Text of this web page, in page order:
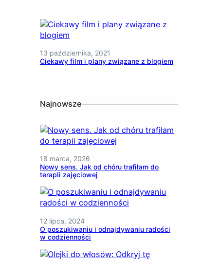
13 października, 2021
Ciekawy film i plany związane z blogiem
Najnowsze
18 marca, 2026
Nowy sens. Jak od chóru trafiłam do
terapii zajęciowej
12 lipca, 2024
O poszukiwaniu i odnajdywaniu radości
w codzienności